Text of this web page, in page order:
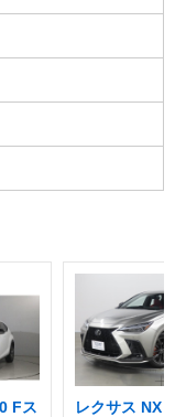
Fス
レクサス NX